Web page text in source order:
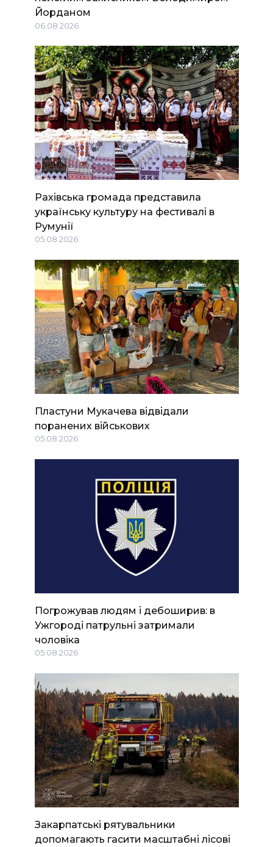
Йорданом
06.08.2026
Рахівська громада представила
українську культуру на фестивалі в
Румунії
05.08.2026
Пластуни Мукачева відвідали
поранених військових
05.08.2026
Погрожував людям і дебоширив: в
Ужгороді патрульні затримали
чоловіка
05.08.2026
Закарпатські рятувальники
допомагають гасити масштабні лісові